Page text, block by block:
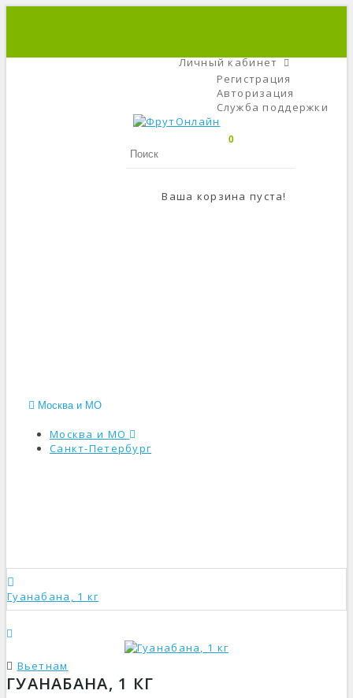
Личный кабинет
Регистрация
Авторизация
Служба поддержки
0
Ваша корзина пуста!
Москва и МО
Москва и МО
Санкт-Петербург
Гуанабана, 1 кг
Вьетнам
ГУАНАБАНА, 1 КГ